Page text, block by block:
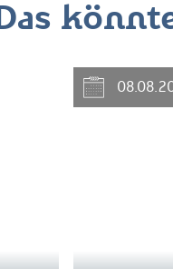
Das